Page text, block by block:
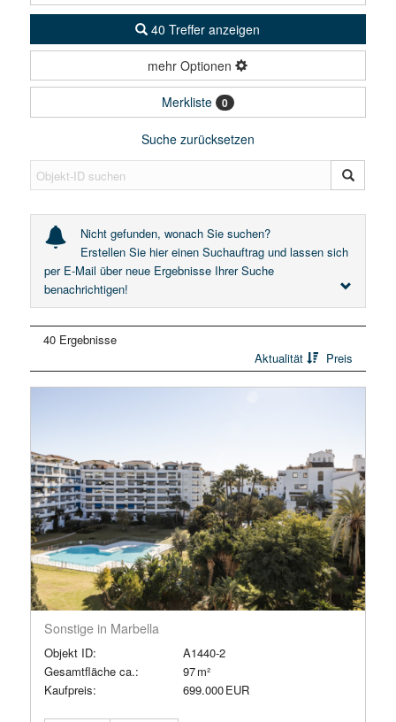
40 Treffer anzeigen
mehr Optionen
Merkliste 0
Suche zurücksetzen
Nicht gefunden, wonach Sie suchen?
Erstellen Sie hier einen Suchauftrag und lassen sich
per E-Mail über neue Ergebnisse Ihrer Suche
benachrichtigen!
40 Ergebnisse
Aktualität
Preis
Sonstige in Marbella
Objekt ID:
A1440-2
Gesamtfläche ca.:
97 m²
Kaufpreis:
699.000 EUR